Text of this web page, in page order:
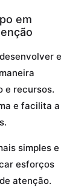
em
e
e recursos.
e facilita a
simples e
esforços
atenção.